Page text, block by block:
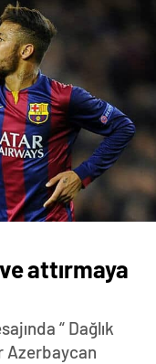
attırmaya
“ Dağlık
Azerbaycan